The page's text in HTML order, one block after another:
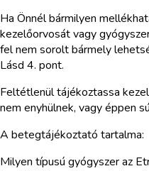
Ha Önnél bármilyen
kezelőorvosát vagy
fel nem sorolt bármely
Lásd 4. pont.
Feltétlenül tájékoztassa
nem enyhülnek, vagy éppen
A betegtájékoztató tartalma:
Milyen típusú gyógyszer az